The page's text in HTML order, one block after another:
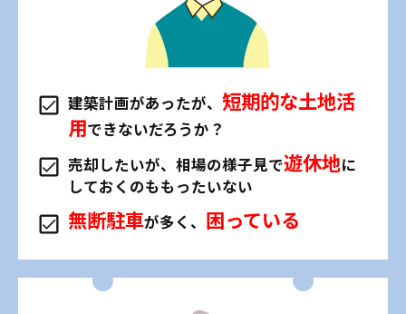
建築計画があったが、 短期的な土地活
用できないだろうか？
売却したいが、相場の様子見で遊休地に
しておくのももったいない
無断駐車が多く、 困っている